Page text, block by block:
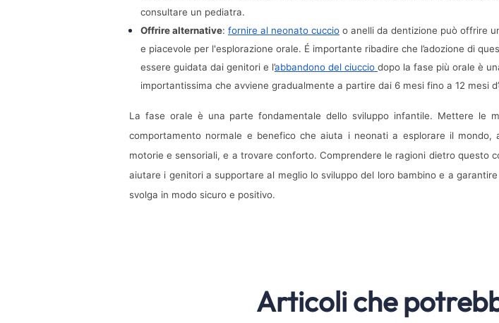
consultare un pediatra.
Offrire alternative: fornire al neonato cuccio o anelli da dentizione può offrire
e piacevole per l'esplorazione orale. É importante ribadire che l’adozione di
essere guidata dai genitori e l’abbandono del ciuccio dopo la fase più orale è
importantissima che avviene gradualmente a partire dai 6 mesi fino a 12 mesi
La fase orale è una parte fondamentale dello sviluppo infantile. Mettere le
comportamento normale e benefico che aiuta i neonati a esplorare il mondo,
motorie e sensoriali, e a trovare conforto. Comprendere le ragioni dietro questo
aiutare i genitori a supportare al meglio lo sviluppo del loro bambino e a
svolga in modo sicuro e positivo.
Articoli che